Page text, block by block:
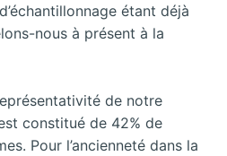
étant déjà
nous à présent à la
de notre
constitué de 42% de
Pour l’ancienneté dans la